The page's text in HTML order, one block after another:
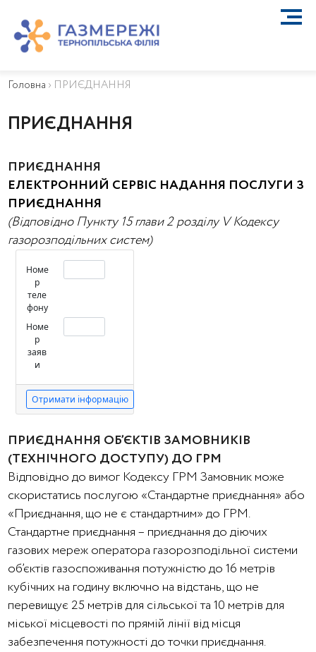
ПРО КОМПАНІЮ
ВАЖЛИВА ІНФОРМАЦІЯ
КАР’ЄРА
Біометан
КГУ
ОСОБИСТИЙ КАБІНЕТ
Головна › ПРИЄДНАННЯ
ПРИЄДНАННЯ
ПРИЄДНАННЯ
ЕЛЕКТРОННИЙ СЕРВІС НАДАННЯ ПОСЛУГИ З
ПРИЄДНАННЯ
(Відповідно Пункту 15 глави 2 розділу V Кодексу
газорозподільних систем)
ПРИЄДНАННЯ ОБ’ЄКТІВ ЗАМОВНИКІВ
(ТЕХНІЧНОГО ДОСТУПУ) ДО ГРМ
Відповідно до вимог Кодексу ГРМ Замовник може
скористатись послугою «Стандартне приєднання» або
«Приєднання, що не є стандартним» до ГРМ.
Стандартне приєднання – приєднання до діючих
газових мереж оператора газорозподільної системи
об’єктів газоспоживання потужністю до 16 метрів
кубічних на годину включно на відстань, що не
перевищує 25 метрів для сільської та 10 метрів для
міської місцевості по прямій лінії від місця
забезпечення потужності до точки приєднання.